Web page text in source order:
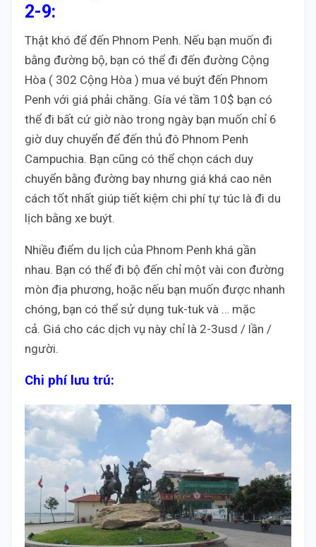
2-9:
Thật khó để đến Phnom Penh. Nếu bạn muốn đi
bằng đường bộ, bạn có thể đi đến đường Cộng
Hòa ( 302 Cộng Hòa ) mua vé buýt đến Phnom
Penh với giá phải chăng. Gía vé tầm 10$ bạn có
thể đi bất cứ giờ nào trong ngày bạn muốn chỉ 6
giờ duy chuyển để đến thủ đô Phnom Penh
Campuchia. Bạn cũng có thể chọn cách duy
chuyển bằng đường bay nhưng giá khá cao nên
cách tốt nhất giúp tiết kiệm chi phí tự túc là đi du
lịch bằng xe buýt.
Nhiều điểm du lịch của Phnom Penh khá gần
nhau. Bạn có thể đi bộ đến chỉ một vài con đường
mòn địa phương, hoặc nếu bạn muốn được nhanh
chóng, bạn có thể sử dụng tuk-tuk và … mặc
cả. Giá cho các dịch vụ này chỉ là 2-3usd / lần /
người.
Chi phí lưu trú: